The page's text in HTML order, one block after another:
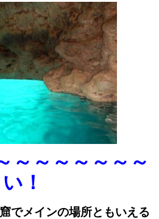
～～～～～～～
い！
でメインの場所ともいえる